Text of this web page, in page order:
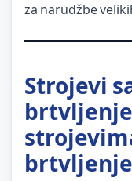
za narudžbe
Strojevi